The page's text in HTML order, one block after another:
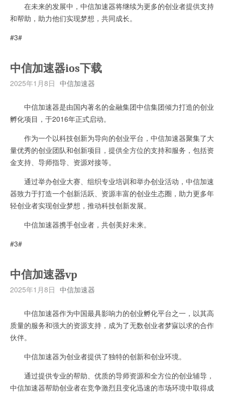
在未来的发展中，中信加速器将继续为更多的创业者提供支持
和帮助，助力他们实现梦想，共同成长。
#3#
中信加速器ios下载
2025年1月8日 中信加速器
中信加速器是由国内著名的金融集团中信集团倾力打造的创业
孵化项目，于2016年正式启动。
作为一个以科技创新为导向的创业平台，中信加速器聚集了大
量优秀的创业团队和创新项目，提供全方位的支持和服务，包括资
金支持、导师指导、资源对接等。
通过举办创业大赛、组织专业培训和举办创业活动，中信加速
器致力于打造一个创新活跃、资源丰富的创业生态圈，助力更多年
轻创业者实现创业梦想，推动科技创新发展。
中信加速器携手创业者，共创美好未来。
#3#
中信加速器vp
2025年1月8日 中信加速器
中信加速器作为中国最具影响力的创业孵化平台之一，以其高
质量的服务和强大的资源支持，成为了无数创业者梦寐以求的合作
伙伴。
中信加速器为创业者提供了独特的创新和创业环境。
通过提供专业的帮助、优质的导师资源和全方位的创业辅导，
中信加速器帮助创业者在竞争激烈且变化迅速的市场环境中取得成